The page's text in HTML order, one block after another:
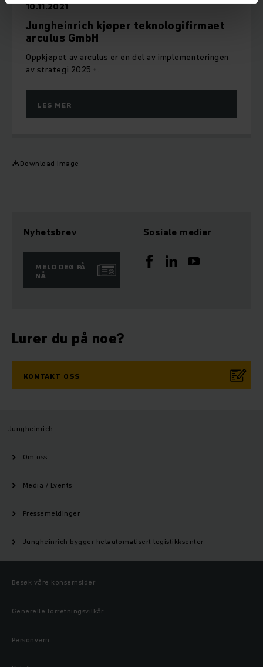
10.11.2021
Jungheinrich kjøper teknologifirmaet
arculus GmbH
Oppkjøpet av arculus er en del av implementeringen
av strategi 2025+.
LES MER
Download Image
Nyhetsbrev
MELD DEG PÅ
NÅ
Sosiale medier
Lurer du på noe?
KONTAKT OSS
Jungheinrich
Om oss
Media / Events
Pressemeldinger
Jungheinrich bygger helautomatisert logistikksenter
Besøk våre konsernsider
Generelle forretningsvilkår
Personvern